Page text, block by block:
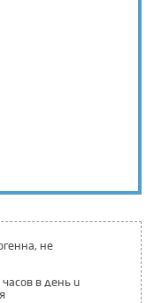
не
в день и